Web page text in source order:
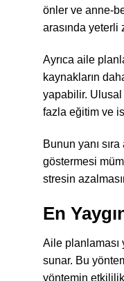
önler ve anne-
arasında yeterli
Ayrıca aile
kaynakların
yapabilir. Ulusal
fazla eğitim ve
Bunun yanı
göstermesi
stresin
En
Aile planlaması
sunar. Bu
yöntemin